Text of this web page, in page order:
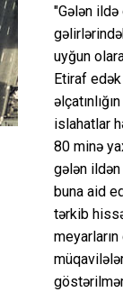
"Gələn ildə
uyğun
Etiraf
islahatlar
80 minə
gələn ildən
buna aid
tərkib